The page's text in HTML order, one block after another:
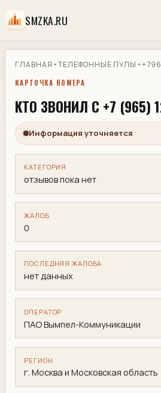
SMZKA.RU
ГЛАВНАЯ •ТЕЛЕФОННЫЕ ПУЛЫ •
КАРТОЧКА НОМЕРА
КТО ЗВОНИЛ С +7 (965)
Информация уточняется
КАТЕГОРИЯ
отзывов пока нет
ЖАЛОБ
0
ПОСЛЕДНЯЯ ЖАЛОБА
нет данных
ОПЕРАТОР
ПАО Вымпел-Коммуникации
РЕГИОН
г. Москва и Московская область